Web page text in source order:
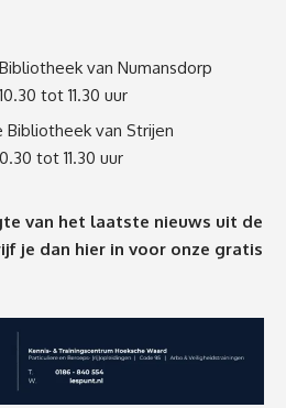
van Numansdorp
tot 11.30 uur
Bibliotheek van Strijen
tot 11.30 uur
van het laatste nieuws uit de
je dan hier in voor onze gratis